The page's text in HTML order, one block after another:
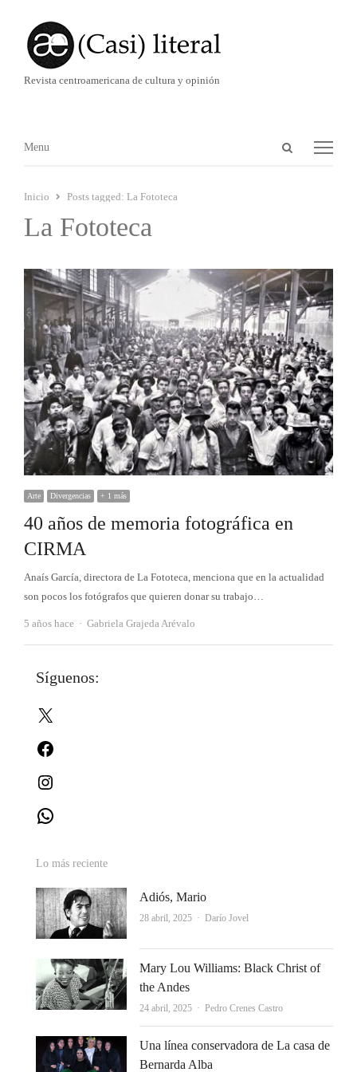
Revista centroamericana de cultura y opinión
Abrir
Menú
Menu
Inicio Posts tagged: La Fototeca
La Fototeca
Arte Divergencias + 1 más
40 años de memoria fotográfica en
CIRMA
Anaís García, directora de La Fototeca, menciona que en la actualidad
son pocos los fotógrafos que quieren donar su trabajo…
5 años hace Autor
Gabriela Grajeda Arévalo
Síguenos:
Lo más reciente
Adiós, Mario
28 abril, 2025 Autor
Darío Jovel
Mary Lou Williams: Black Christ of
the Andes
24 abril, 2025 Autor
Pedro Crenes Castro
Una línea conservadora de La casa de
Bernarda Alba